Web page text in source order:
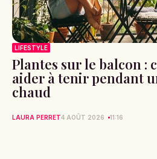
LIFESTYLE
Plantes sur le balcon :
aider à tenir pendant
chaud
LAURA PERRET4 AOÛT 2026 11:16